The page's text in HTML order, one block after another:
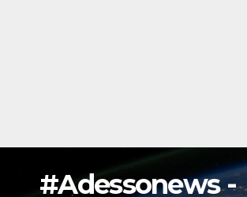
#Adessonews -